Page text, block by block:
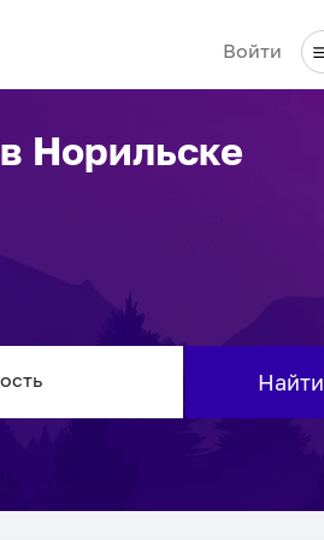
Войти
в Норильске
Найти